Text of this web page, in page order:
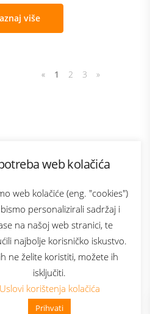
web kolačića
web kolačiće (eng. "cookies")
personalizirali sadržaj i
na našoj web stranici, te
najbolje korisničko iskustvo.
ne želite koristiti, možete ih
isključiti.
Uslovi korištenja kolačića
Prihvati
kako mogu pomoći?
više
« 1 2 3 »
plus
za newsletter